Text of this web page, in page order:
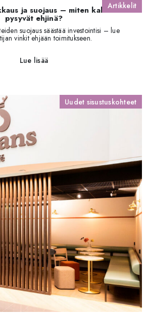
Artikkelit
ja suojaus – miten kalusteet
pysyvät ehjinä?
suojaus säästää investointisi – lue
vinkit ehjään toimitukseen.
Lue lisää
Uudet sisustuskohteet